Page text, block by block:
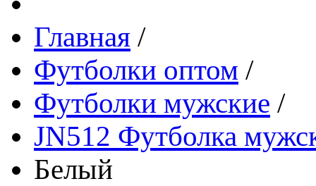
Главная /
Футболки оптом /
Футболки мужские /
JN512 Футболка
Белый